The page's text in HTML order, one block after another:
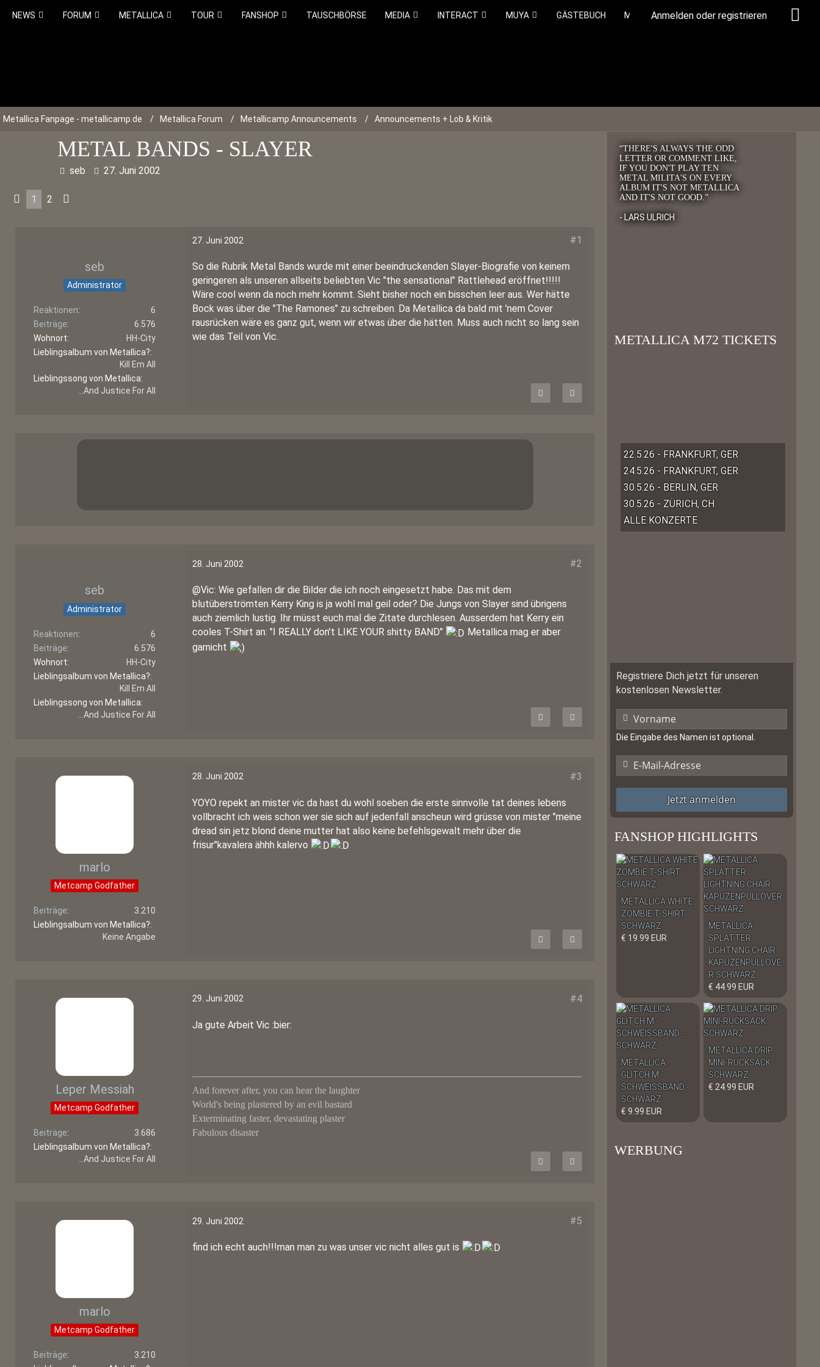
NEWS FORUM METALLICA TOUR FANSHOP TAUSCHBÖRSE MEDIA INTERACT MUYA GÄSTEBUCH MEMBERSAnmelden oder registrieren
Metallica Fanpage - metallicamp.de Metallica Forum Metallicamp Announcements Announcements + Lob & Kritik
METAL BANDS - SLAYER
seb 27. Juni 2002
1 2
seb
Administrator
Reaktionen
6
Beiträge
6.576
Wohnort
HH-City
Lieblingsalbum von Metallica?
Kill Em All
Lieblingssong von Metallica
...And Justice For All
27. Juni 2002 #1
So die Rubrik Metal Bands wurde mit einer beeindruckenden Slayer-Biografie von keinem
geringeren als unseren allseits beliebten Vic "the sensational" Rattlehead eröffnet!!!!!
Wäre cool wenn da noch mehr kommt. Sieht bisher noch ein bisschen leer aus. Wer hätte
Bock was über die "The Ramones" zu schreiben. Da Metallica da bald mit 'nem Cover
rausrücken wäre es ganz gut, wenn wir etwas über die hätten. Muss auch nicht so lang sein
wie das Teil von Vic.
seb
Administrator
Reaktionen
6
Beiträge
6.576
Wohnort
HH-City
Lieblingsalbum von Metallica?
Kill Em All
Lieblingssong von Metallica
...And Justice For All
28. Juni 2002 #2
@Vic: Wie gefallen dir die Bilder die ich noch eingesetzt habe. Das mit dem
blutüberströmten Kerry King is ja wohl mal geil oder? Die Jungs von Slayer sind übrigens
auch ziemlich lustig. Ihr müsst euch mal die Zitate durchlesen. Ausserdem hat Kerry ein
cooles T-Shirt an: "I REALLY don't LIKE YOUR shitty BAND"
Metallica mag er aber
garnicht
marlo
Metcamp Godfather
Beiträge
3.210
Lieblingsalbum von Metallica?
Keine Angabe
28. Juni 2002 #3
YOYO repekt an mister vic da hast du wohl soeben die erste sinnvolle tat deines lebens
vollbracht ich weis schon wer sie sich auf jedenfall anscheun wird grüsse von mister "meine
dread sin jetz blond deine mutter hat also keine befehlsgewalt mehr über die
frisur"kavalera ähhh kalervo
Leper Messiah
Metcamp Godfather
Beiträge
3.686
Lieblingsalbum von Metallica?
...And Justice For All
29. Juni 2002 #4
Ja gute Arbeit Vic :bier:
And forever after, you can hear the laughter
World's being plastered by an evil bastard
Exterminating faster, devastating plaster
Fabulous disaster
marlo
Metcamp Godfather
Beiträge
3.210
29. Juni 2002 #5
find ich echt auch!!!man man zu was unser vic nicht alles gut is
“THERE'S ALWAYS THE ODD
LETTER OR COMMENT LIKE,
IF YOU DON'T PLAY TEN
METAL MILITA'S ON EVERY
ALBUM IT'S NOT METALLICA
AND IT'S NOT GOOD.”
- LARS ULRICH
METALLICA M72 TICKETS
22.5.26 - FRANKFURT, GER
24.5.26 - FRANKFURT, GER
30.5.26 - BERLIN, GER
30.5.26 - ZÜRICH, CH
ALLE KONZERTE
Registriere Dich jetzt für unseren
kostenlosen Newsletter.
Die Eingabe des Namen ist optional.
Jetzt anmelden
FANSHOP HIGHLIGHTS
METALLICA WHITE
ZOMBIE T-SHIRT
SCHWARZ
€ 19.99 EUR
METALLICA
SPLATTER
LIGHTNING CHAIR
KAPUZENPULLOVE
R SCHWARZ
€ 44.99 EUR
METALLICA
GLITCH M -
SCHWEISSBAND -
SCHWARZ
€ 9.99 EUR
METALLICA DRIP
MINI-RUCKSACK
SCHWARZ
€ 24.99 EUR
WERBUNG